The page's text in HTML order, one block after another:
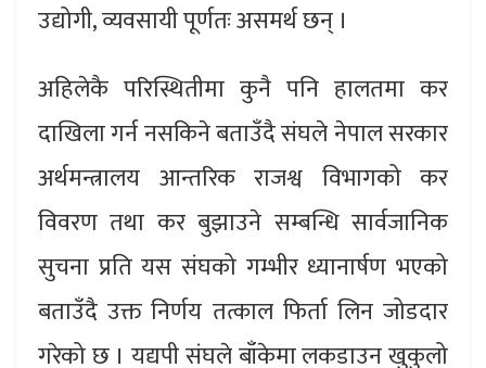
उद्योगी, व्यवसायी पूर्णतः असमर्थ छन् ।
अहिलेकै परिस्थितीमा कुनै पनि हालतमा कर
दाखिला गर्न नसकिने बताउँदै संघले नेपाल सरकार
अर्थमन्त्रालय आन्तरिक राजश्व विभागको कर
विवरण तथा कर बुझाउने सम्बन्धि सार्वजानिक
सुचना प्रति यस संघको गम्भीर ध्यानार्षण भएको
बताउँदै उक्त निर्णय तत्काल फिर्ता लिन जोडदार
गरेको छ । यद्यपी संघले बाँकेमा लकडाउन खुकुलो